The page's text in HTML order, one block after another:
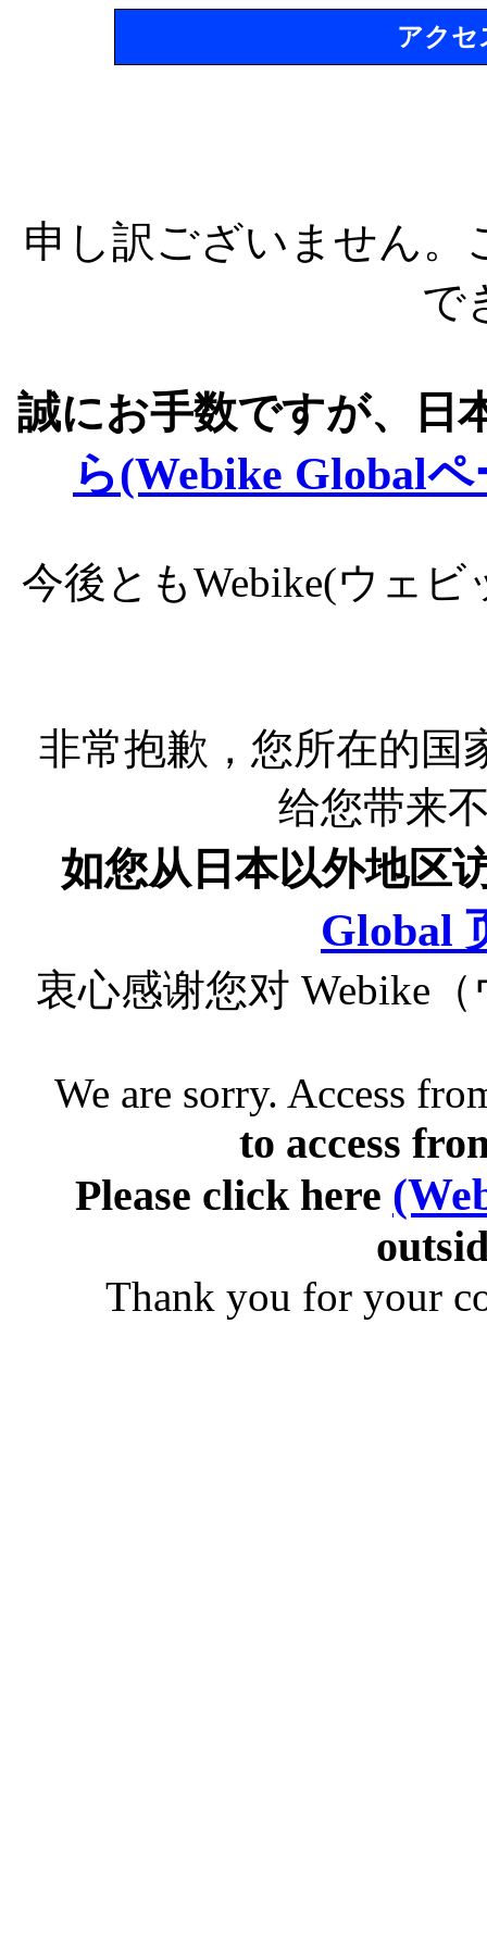
アクセ
申し訳ございません
で
誠にお手数ですが、日
ら(Webike Global
今後ともWebike(ウェ
非常抱歉，您所在的国
给您带来
如您从日本以外地区
Global
衷心感谢您对 Webike
We are sorry. Access
to access
Please click here
Thank you for your